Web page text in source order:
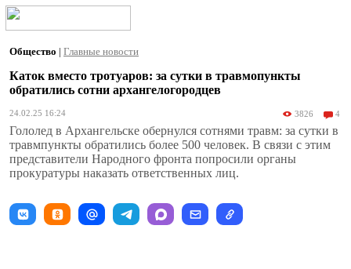
Общество | Главные новости
Каток вместо тротуаров: за сутки в травмопункты
обратились сотни архангелогородцев
24.02.25 16:24 3826 4
Гололед в Архангельске обернулся сотнями травм: за сутки в
травмпункты обратились более 500 человек. В связи с этим
представители Народного фронта попросили органы
прокуратуры наказать ответственных лиц.